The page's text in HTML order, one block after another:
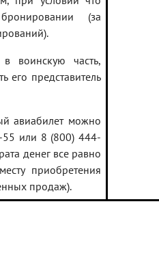
(за
воинскую часть,
его представитель
авиабилет можно
или 8 (800) 444-
денег все равно
приобретения
продаж).